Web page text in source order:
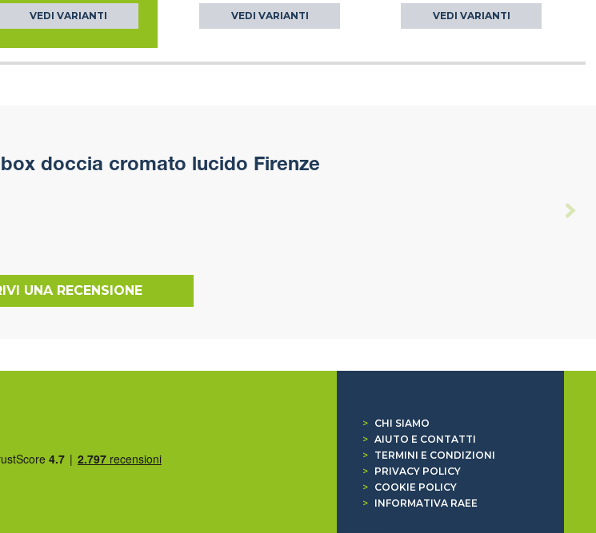
VEDI VARIANTI VEDI VARIANTI VEDI VARIANTI
doccia cromato lucido Firenze
UNA RECENSIONE
>
CHI SIAMO
> AIUTO E CONTATTI
>
TERMINI E CONDIZIONI
>
PRIVACY POLICY
>
COOKIE POLICY
>
INFORMATIVA RAEE